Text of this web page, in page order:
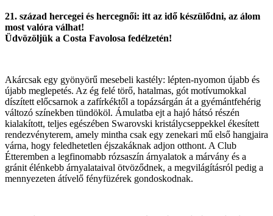
21. század hercegei és hercegnői: itt az idő készülődni, az álom
most valóra válhat!
Üdvözöljük a Costa Favolosa fedélzetén!
Akárcsak egy gyönyörű mesebeli kastély: lépten-nyomon újabb és
újabb meglepetés. Az ég felé törő, hatalmas, gót motívumokkal
díszített előcsarnok a zafírkéktől a topázsárgán át a gyémántfehérig
változó színekben tündököl. Ámulatba ejt a hajó hátsó részén
kialakított, teljes egészében Swarovski kristálycseppekkel ékesített
rendezvényterem, amely mintha csak egy zenekari mű első hangjaira
várna, hogy feledhetetlen éjszakáknak adjon otthont. A Club
Étteremben a legfinomabb rózsaszín árnyalatok a márvány és a
gránit élénkebb árnyalataival ötvöződnek, a megvilágításról pedig a
mennyezeten átívelő fényfüzérek gondoskodnak.